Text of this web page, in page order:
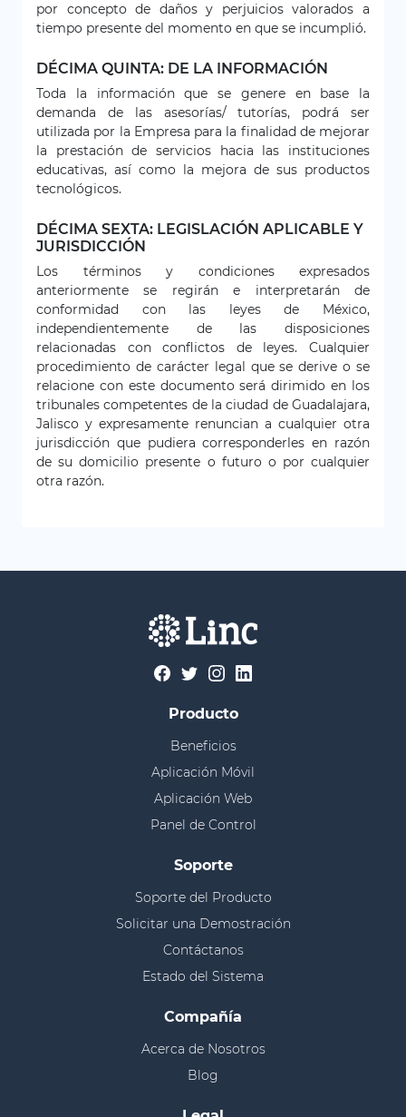
por concepto de daños y perjuicios valorados a
tiempo presente del momento en que se incumplió.
DÉCIMA QUINTA: DE LA INFORMACIÓN
Toda la información que se genere en base la
demanda de las asesorías/ tutorías, podrá ser
utilizada por la Empresa para la finalidad de mejorar
la prestación de servicios hacia las instituciones
educativas, así como la mejora de sus productos
tecnológicos.
DÉCIMA SEXTA: LEGISLACIÓN APLICABLE Y
JURISDICCIÓN
Los términos y condiciones expresados
anteriormente se regirán e interpretarán de
conformidad con las leyes de México,
independientemente de las disposiciones
relacionadas con conflictos de leyes. Cualquier
procedimiento de carácter legal que se derive o se
relacione con este documento será dirimido en los
tribunales competentes de la ciudad de Guadalajara,
Jalisco y expresamente renuncian a cualquier otra
jurisdicción que pudiera corresponderles en razón
de su domicilio presente o futuro o por cualquier
otra razón.
Producto
Beneficios
Aplicación Móvil
Aplicación Web
Panel de Control
Soporte
Soporte del Producto
Solicitar una Demostración
Contáctanos
Estado del Sistema
Compañía
Acerca de Nosotros
Blog